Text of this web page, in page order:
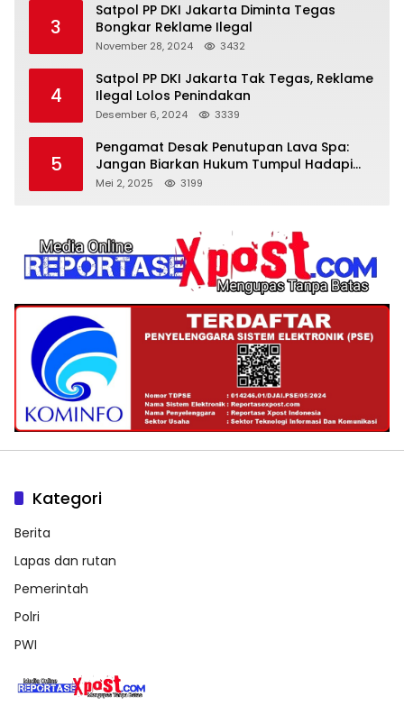
3
Satpol PP DKI Jakarta Diminta Tegas
Bongkar Reklame Ilegal
November 28, 2024 3432
4
Satpol PP DKI Jakarta Tak Tegas, Reklame
Ilegal Lolos Penindakan
Desember 6, 2024 3339
5
Pengamat Desak Penutupan Lava Spa:
Jangan Biarkan Hukum Tumpul Hadapi
‘Spa Berkedok
Mei 2, 2025 3199
Kategori
Berita
Lapas dan rutan
Pemerintah
Polri
PWI